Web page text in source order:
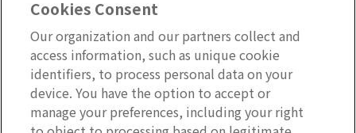
有料プランにも7日間無料トライアルあり
詳細はこちら:
https://www.atlassian.com/ja/software/confluen
ce/
Cookies Consent
Our organization and our partners collect and
access information, such as unique cookie
identifiers, to process personal data on your
device. You have the option to accept or
manage your preferences, including your right